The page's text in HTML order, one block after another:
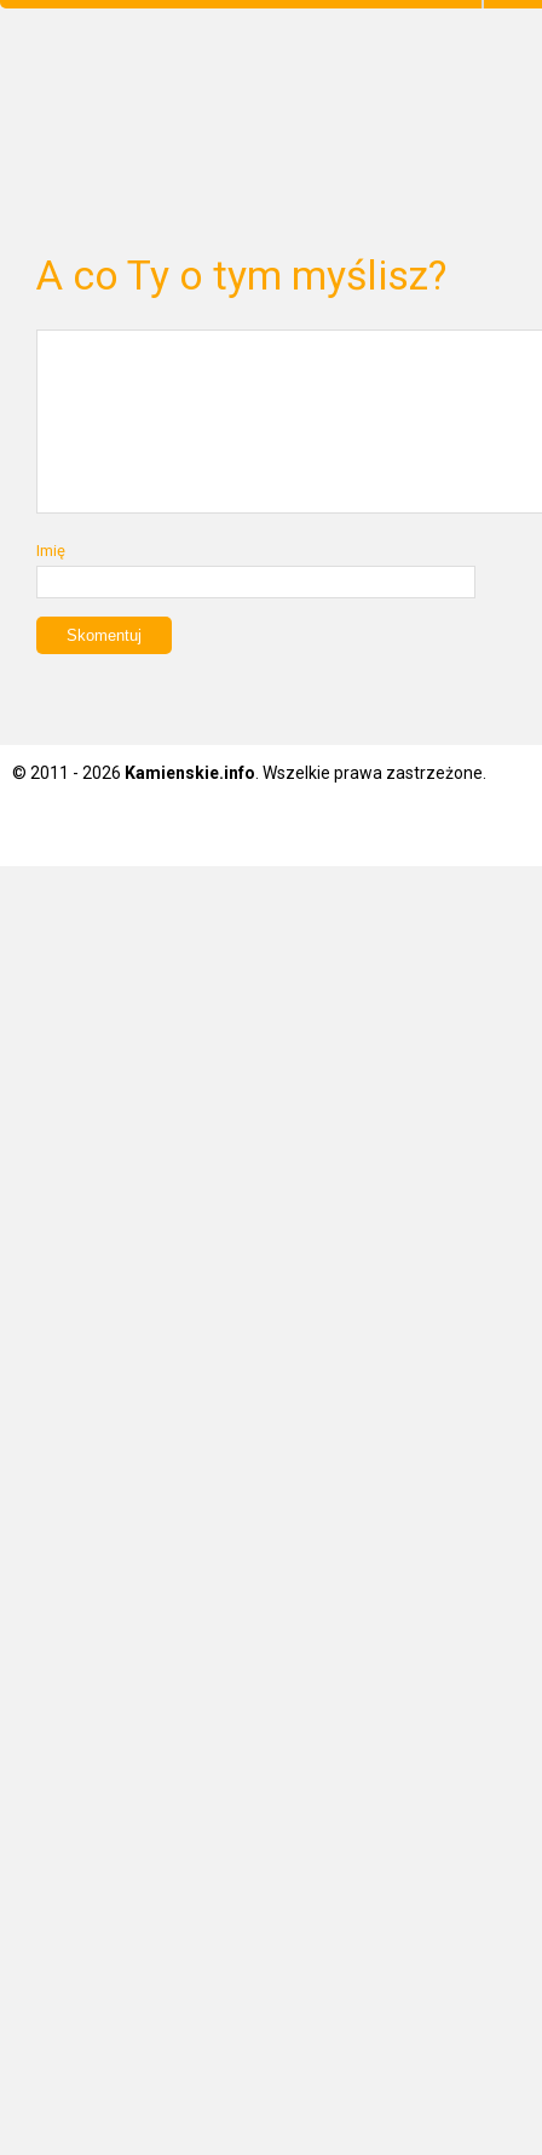
A co Ty o tym myślisz?
Imię
© 2011 - 2026 Kamienskie.info . Wszelkie prawa zastrzeżone.